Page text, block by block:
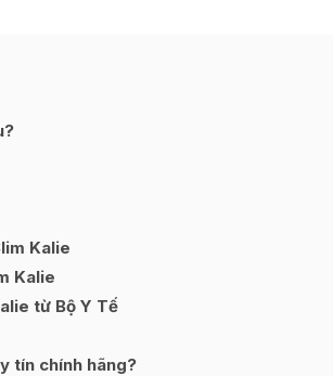
Kalie
Kalie
từ Bộ Y Tế
tín chính hãng?